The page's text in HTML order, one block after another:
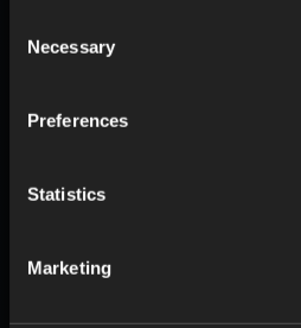
Selection
Necessary
Preferences
Statistics
Marketing
SIKKERHET OG